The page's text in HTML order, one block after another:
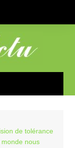
de tolérance
nous